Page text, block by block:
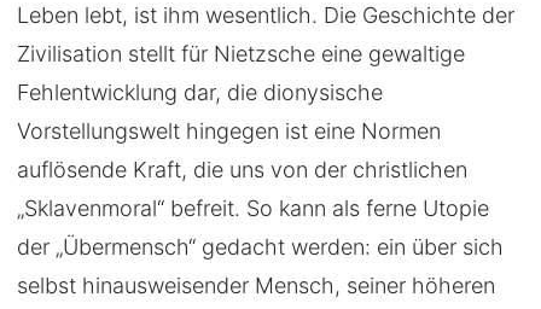
Leben lebt, ist ihm wesentlich. Die Geschichte der
Zivilisation stellt für Nietzsche eine gewaltige
Fehlentwicklung dar, die dionysische
Vorstellungswelt hingegen ist eine Normen
auflösende Kraft, die uns von der christlichen
„Sklavenmoral“ befreit. So kann als ferne Utopie
der „Übermensch“ gedacht werden: ein über sich
selbst hinausweisender Mensch, seiner höheren